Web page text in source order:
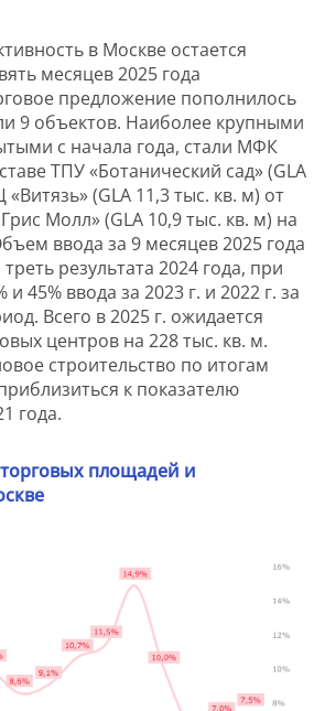
в Москве остается
месяцев 2025 года
предложение пополнилось
9 объектов. Наиболее крупными
с начала года, стали МФК
ТПУ «Ботанический сад» (GLA
(GLA 11,3 тыс. кв. м) от
Молл» (GLA 10,9 тыс. кв. м) на
ввода за 9 месяцев 2025 года
результата 2024 года, при
45% ввода за 2023 г. и 2022 г. за
Всего в 2025 г. ожидается
центров на 228 тыс. кв. м.
строительство по итогам
к показателю
года.
площадей и